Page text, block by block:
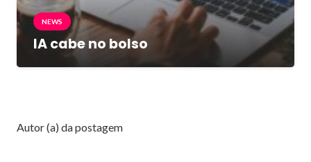
NEWS
IA cabe no bolso
Autor (a) da postagem